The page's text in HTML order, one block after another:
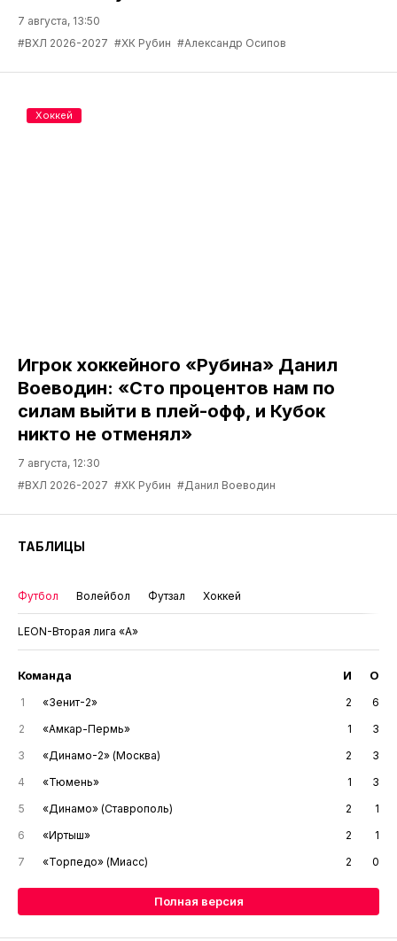
7 августа, 13:50
#ВХЛ 2026-2027 #ХК Рубин #Александр Осипов
Игрок хоккейного «Рубина» Данил
Воеводин: «Сто процентов нам по
силам выйти в плей-офф, и Кубок
никто не отменял»
7 августа, 12:30
#ВХЛ 2026-2027 #ХК Рубин #Данил Воеводин
Хоккей
ТАБЛИЦЫ
Футбол Волейбол Футзал Хоккей
LEON-Вторая лига «А»
Команда И О
1 «Зенит-2» 2
6
2
«Амкар-Пермь» 1
3
3
«Динамо-2» (Москва) 2
3
4
«Тюмень» 1
3
5
«Динамо» (Ставрополь) 2
1
6
«Иртыш» 2
1
7
«Торпедо» (Миасс) 2 0
Полная версия